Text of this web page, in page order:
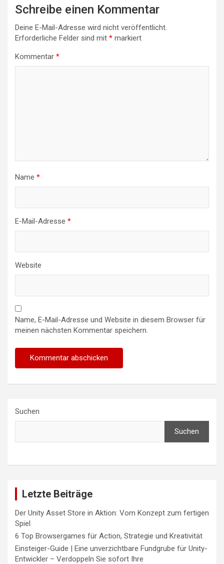
Schreibe einen Kommentar
Deine E-Mail-Adresse wird nicht veröffentlicht.
Erforderliche Felder sind mit * markiert
Kommentar *
Name *
E-Mail-Adresse *
Website
Name, E-Mail-Adresse und Website in diesem Browser für
meinen nächsten Kommentar speichern.
Suchen
Suchen
Letzte Beiträge
Der Unity Asset Store in Aktion: Vom Konzept zum fertigen
Spiel
6 Top Browsergames für Action, Strategie und Kreativität
Einsteiger-Guide | Eine unverzichtbare Fundgrube für Unity-
Entwickler – Verdoppeln Sie sofort Ihre